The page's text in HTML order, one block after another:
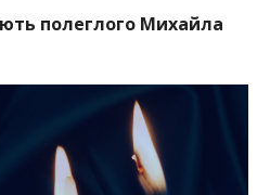
полеглого Михайла